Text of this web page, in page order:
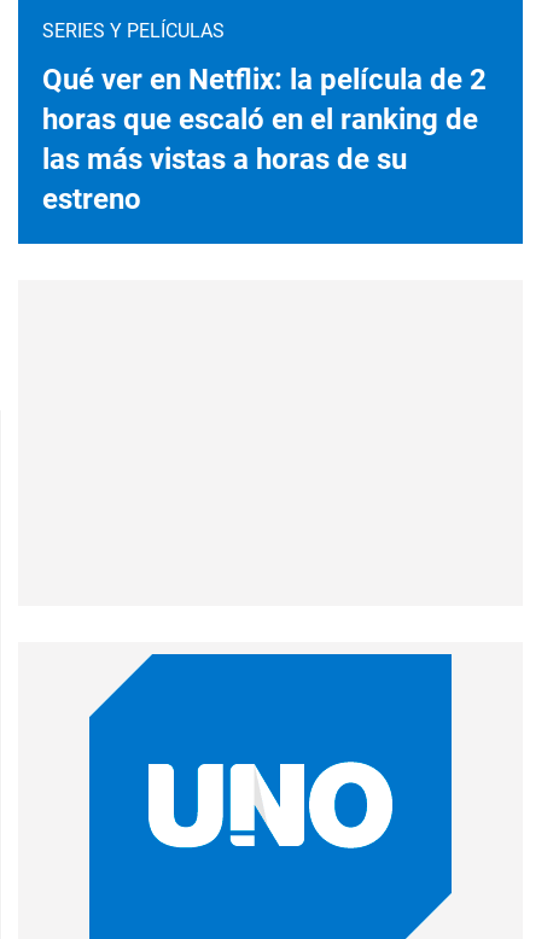
SERIES Y PELÍCULAS
Qué ver en Netflix: la película de 2
horas que escaló en el ranking de
las más vistas a horas de su
estreno